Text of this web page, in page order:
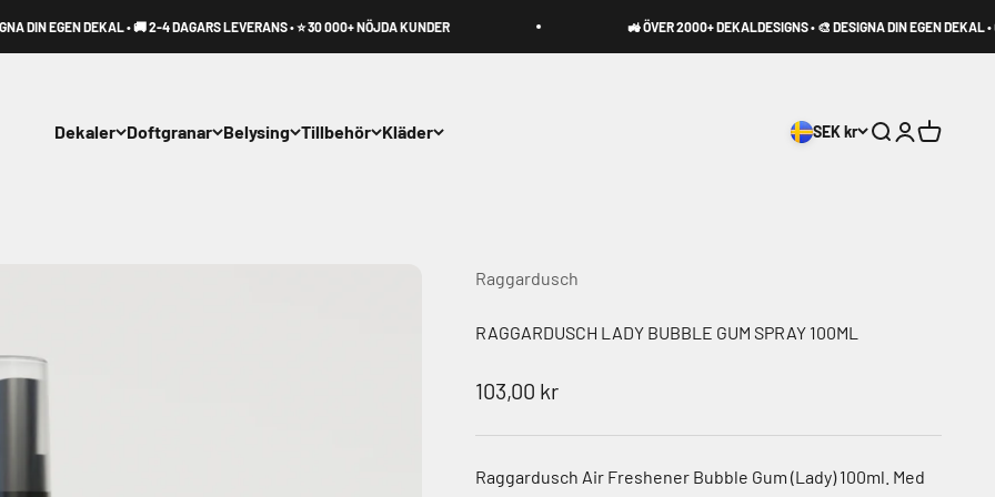
DEKAL • 🚚 2-4 DAGARS LEVERANS • ⭐ 30 000+ NÖJDA KUNDER 🚜 ÖVER 2000+ DEKALDESIGNS • 🎨 DESIGNA DIN EGEN DEKAL • 🚚 2-4
Dekaler Doftgranar Belysing Tillbehör Kläder SEK kr Sök Logga in
Varukorg
Raggardusch
RAGGARDUSCH LADY BUBBLE GUM SPRAY 100ML
REA-pris
103,00 kr
Raggardusch Air Freshener Bubble Gum (Lady) 100ml. Med